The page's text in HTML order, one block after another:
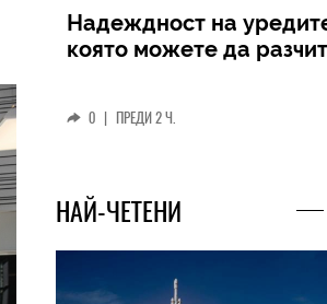
TECH
Ultra – ново име, познато
НАЙ-ЧЕТЕНИ